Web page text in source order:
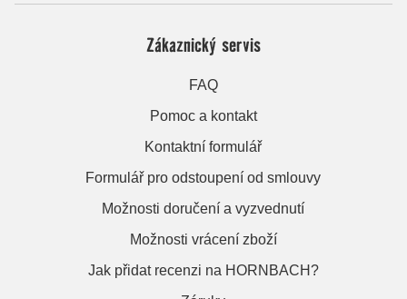
Zákaznický servis
FAQ
Pomoc a kontakt
Kontaktní formulář
Formulář pro odstoupení od smlouvy
Možnosti doručení a vyzvednutí
Možnosti vrácení zboží
Jak přidat recenzi na HORNBACH?